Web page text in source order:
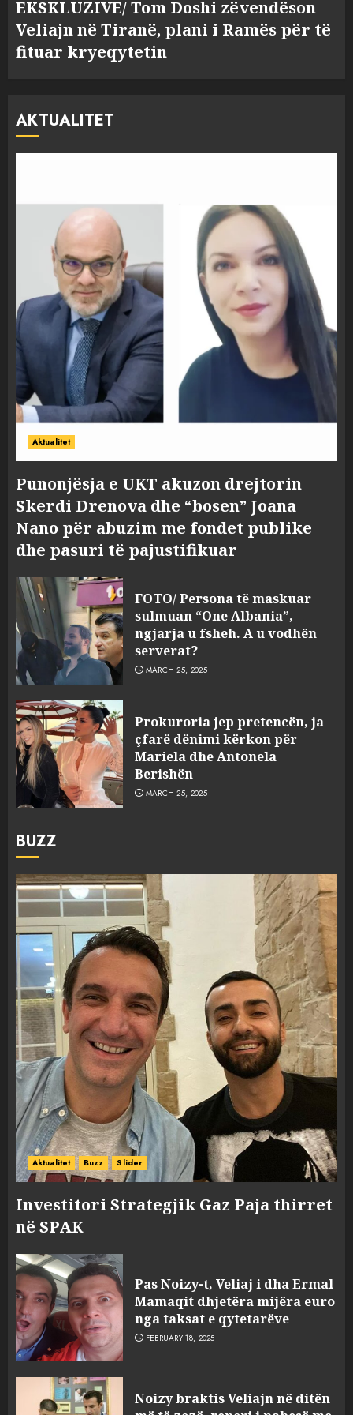
EKSKLUZIVE/ Tom Doshi zëvendëson
Veliajn në Tiranë, plani i Ramës për të
fituar kryeqytetin
AKTUALITET
Aktualitet
Punonjësja e UKT akuzon drejtorin
Skerdi Drenova dhe “bosen” Joana
Nano për abuzim me fondet publike
dhe pasuri të pajustifikuar
FOTO/ Persona të maskuar
sulmuan “One Albania”,
ngjarja u fsheh. A u vodhën
serverat?
MARCH 25, 2025
Prokuroria jep pretencën, ja
çfarë dënimi kërkon për
Mariela dhe Antonela
Berishën
MARCH 25, 2025
BUZZ
Aktualitet Buzz Slider
Investitori Strategjik Gaz Paja thirret
në SPAK
Pas Noizy-t, Veliaj i dha Ermal
Mamaqit dhjetëra mijëra euro
nga taksat e qytetarëve
FEBRUARY 18, 2025
Noizy braktis Veliajn në ditën
FOTO/ Persona të maskuar
sulmuan “One Albania”,
ngjarja u fsheh. A u vodhën
serverat?